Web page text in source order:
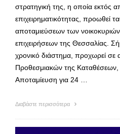
στρατηγική της, η οποία εκτός
επιχειρηματικότητας, προωθεί
αποταμιεύσεων των
επιχειρήσεων της Θεσσαλίας.
χρονικό διάστημα, προχωρεί σε
Προθεσμιακών της Καταθέσεων,
Αποταμίευση για 24 …
Διαβάστε περισσότερα